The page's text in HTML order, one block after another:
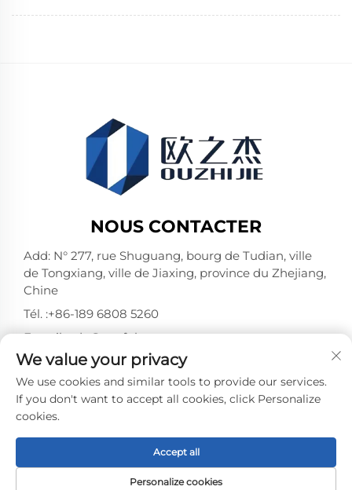
NOUS CONTACTER
Add: N° 277, rue Shuguang, bourg de Tudian, ville
de Tongxiang, ville de Jiaxing, province du Zhejiang,
Chine
Tél. :+86-189 6808 5260
E-mail :ada@purful.com
WhatsApp :+86-189 6808 5260
Droits d'auteur © Jiaxing Pufeier Building Materials
confidentialité-
We value your privacy
We use cookies and similar tools to provide our services.
If you don't want to accept all cookies, click Personalize
cookies.
Personalize cookies
Accept all